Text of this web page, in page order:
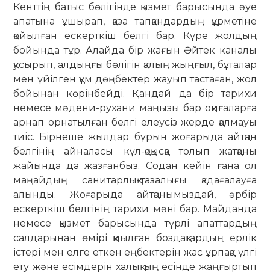
Кенттің батыс бөлігінде қызмет барысында әуе
апатына ұшырап, қаза тапқандардың құрметіне
қойылған ескерткіш белгі бар. Күре жолдың
бойында тұр. Алайда бір жағын Әйтек каналы
қусырып, алдыңғы бөлігін қалың жыңғыл, бұталар
мен үйілген құм дөңбектер жауып тастаған, жол
бойынан көрінбейді. Қандай да бір тарихи
немесе мәдени-рухани маңызы бар оқиғаларға
арнап орнатылған белгі елеусіз жерде қалмауы
тиіс. Бірнеше жылдар бұрын жоғарыда айтқан
белгінің айналасы күл-қоқысқа толып жатқаны
жайында да жазғанбыз. Содан кейін ғана ол
маңайдың санитарлық-тазалығы қадағалауға
алынды. Жоғарыда айтқанымыздай, әрбір
ескерткіш белгінің тарихи мәні бар. Майданда
немесе қызмет барысында түрлі апаттардың
салдарынан өмірі қиылған боздақтардың ерлік
істері мен елге еткен еңбектерін жас ұрпаққа үлгі
ету және есімдерін халықтың есінде жаңғыртып